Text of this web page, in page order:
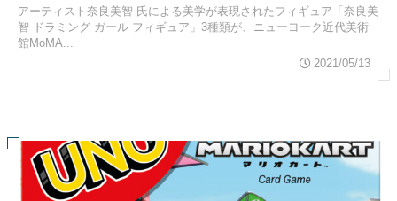
アーティスト奈良美智 氏による美学が表現されたフィギュア「奈良美
智 ドラミング ガール フィギュア」3種類が、ニューヨーク近代美術
館MoMA...
2021/05/13